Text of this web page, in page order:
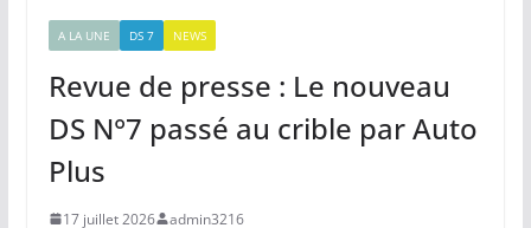
A LA UNE DS 7 NEWS
Revue de presse : Le nouveau
DS N°7 passé au crible par Auto
Plus
17 juillet 2026 admin3216